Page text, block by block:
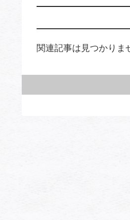
関連記事は見つかりま